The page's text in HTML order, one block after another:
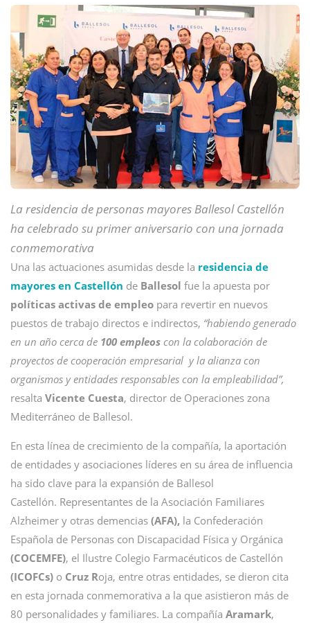
La residencia de personas mayores Ballesol Castellón
ha celebrado su primer aniversario con una jornada
conmemorativa
Una las actuaciones asumidas desde la residencia de
mayores en Castellón de Ballesol fue la apuesta por
políticas activas de empleo para revertir en nuevos
puestos de trabajo directos e indirectos, “habiendo generado
en un año cerca de 100 empleos con la colaboración de
proyectos de cooperación empresarial y la alianza con
organismos y entidades responsables con la empleabilidad”,
resalta Vicente Cuesta, director de Operaciones zona
Mediterráneo de Ballesol.
En esta línea de crecimiento de la compañía, la aportación
de entidades y asociaciones líderes en su área de influencia
ha sido clave para la expansión de Ballesol
Castellón. Representantes de la Asociación Familiares
Alzheimer y otras demencias (AFA), la Confederación
Española de Personas con Discapacidad Física y Orgánica
(COCEMFE), el Ilustre Colegio Farmacéuticos de Castellón
(ICOFCs) o Cruz Roja, entre otras entidades, se dieron cita
en esta jornada conmemorativa a la que asistieron más de
80 personalidades y familiares. La compañía Aramark,